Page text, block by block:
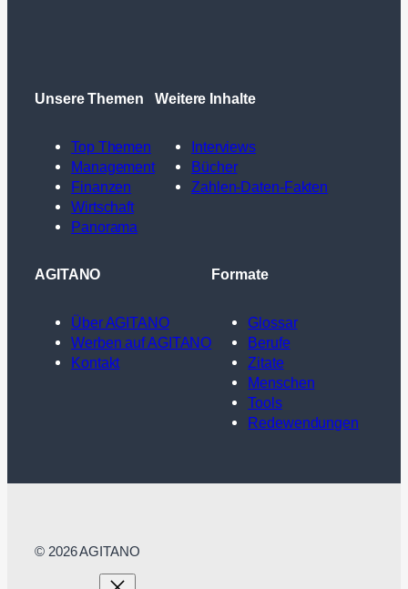
Unsere Themen
Top Themen
Management
Finanzen
Wirtschaft
Panorama
Weitere Inhalte
Interviews
Bücher
Zahlen-Daten-Fakten
AGITANO
Über AGITANO
Werben auf AGITANO
Kontakt
Formate
Glossar
Berufe
Zitate
Menschen
Tools
Redewendungen
© 2026 AGITANO